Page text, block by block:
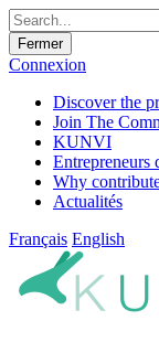
Fermer
Connexion
Discover the
Join The
KUNVI
Entrepreneurs
Why
Actualités
Français English